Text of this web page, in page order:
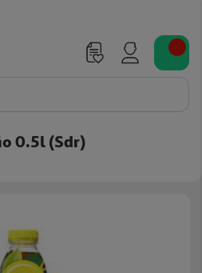
0.5l (sdr)